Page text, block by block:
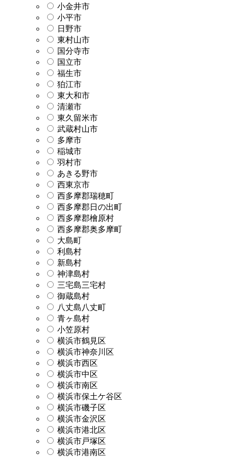
小金井市
小平市
日野市
東村山市
国分寺市
国立市
福生市
狛江市
東大和市
清瀬市
東久留米市
武蔵村山市
多摩市
稲城市
羽村市
あきる野市
西東京市
西多摩郡瑞穂町
西多摩郡日の出町
西多摩郡檜原村
西多摩郡奥多摩町
大島町
利島村
新島村
神津島村
三宅島三宅村
御蔵島村
八丈島八丈町
青ヶ島村
小笠原村
横浜市鶴見区
横浜市神奈川区
横浜市西区
横浜市中区
横浜市南区
横浜市保土ケ谷区
横浜市磯子区
横浜市金沢区
横浜市港北区
横浜市戸塚区
横浜市港南区